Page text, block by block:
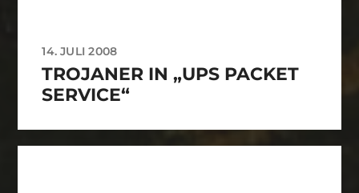
14. JULI 2008
TROJANER IN „UPS PACKET
SERVICE“